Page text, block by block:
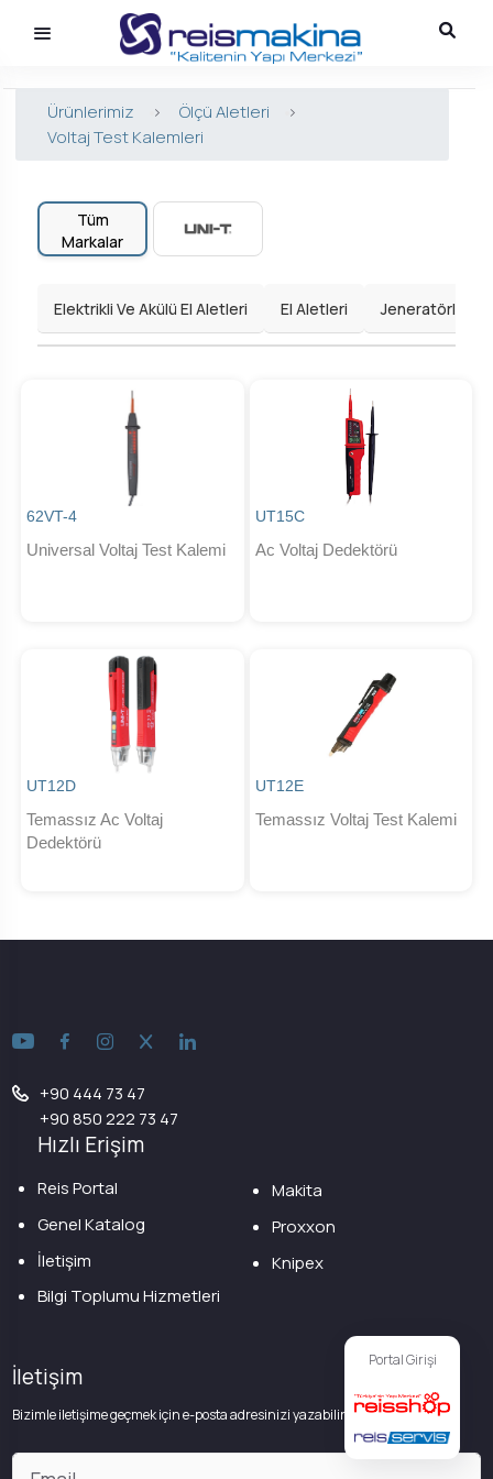
Ürünlerimiz > Ölçü Aletleri
>
Voltaj Test Kalemleri
Tüm
Markalar
Elektrikli Ve Akülü El Aletleri El Aletleri Jeneratörler
62VT-4
Universal Voltaj Test Kalemi
UT15C
Ac Voltaj Dedektörü
UT12D
Temassız Ac Voltaj
Dedektörü
UT12E
Temassız Voltaj Test Kalemi
Portal Girişi
+90 444 73 47
+90 850 222 73 47
Hızlı Erişim
Reis Portal
Genel Katalog
İletişim
Bilgi Toplumu Hizmetleri
Makita
Proxxon
Knipex
İletişim
Bizimle iletişime geçmek için e-posta adresinizi yazabilirsiniz